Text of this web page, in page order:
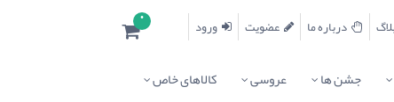
0 ورود عضویت درباره ما
جشن ها عروسی کالاهای خاص